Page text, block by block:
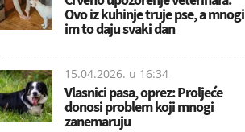
Ovo iz kuhinje truje pse, a mnogi
im to daju svaki dan
15.04.2026. u 16:34
Vlasnici pasa, oprez: Proljeće
donosi problem koji mnogi
zanemaruju